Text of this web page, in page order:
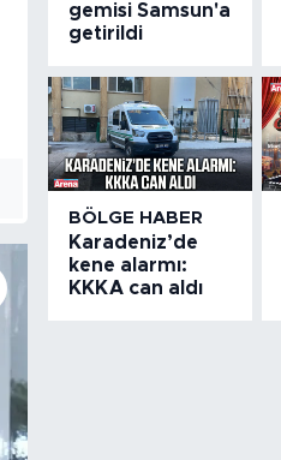
gemisi Samsun'a
getirildi
BÖLGE HABER
Karadeniz’de
kene alarmı:
KKKA can aldı